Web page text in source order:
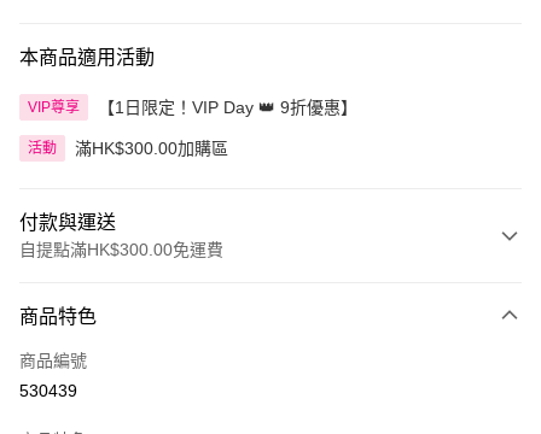
本商品適用活動
VIP尊享 【1日限定！VIP Day 👑 9折優惠】
活動 滿HK$300.00加購區
付款與運送
自提點滿HK$300.00免運費
信用卡
Apple Pay
商品特色
商品編號
530439